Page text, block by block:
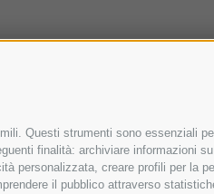
Questi strumenti sono essenziali
finalità: archiviare informazioni
personalizzata, creare profili per
il pubblico attraverso